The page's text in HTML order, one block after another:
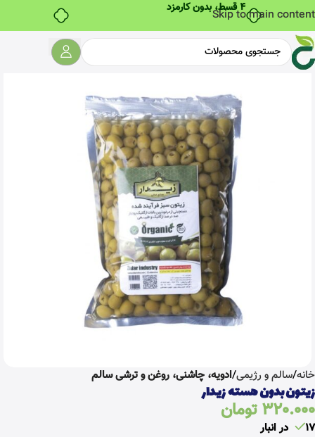
۴ قسط، بدون کارمزد
Skip to main content
خانه سالم و رژیمی ادویه، چاشنی، روغن و ترشی سالم
زیتون بدون هسته زیدار
320.000تومان
17 در انبار